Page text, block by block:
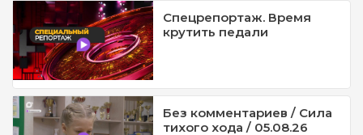
Спецрепортаж. Время
крутить педали
Без комментариев / Сила
тихого хода / 05.08.26